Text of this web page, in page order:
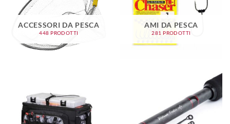
ACCESSORI DA PESCA
448 PRODOTTI
AMI DA PESCA
281 PRODOTTI